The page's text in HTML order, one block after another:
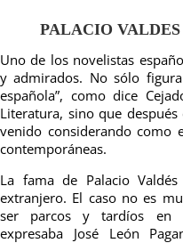
PALACIO
Uno de los novelistas
y admirados. No sólo
española”, como dice
Literatura, sino que
venido considerando como
contemporáneas.
La fama de Palacio
extranjero. El caso no es
ser parcos y tardíos en
expresaba José León